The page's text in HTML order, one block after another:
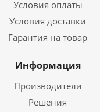
Условия оплаты
Условия доставки
Гарантия на товар
Информация
Производители
Решения